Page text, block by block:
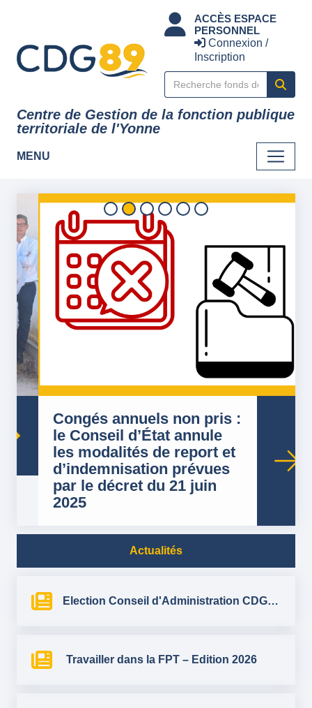
ACCÈS ESPACE
PERSONNEL
Connexion /
Inscription
Centre de Gestion de la fonction publique
territoriale de l'Yonne
MENU
Congés annuels non pris :
le Conseil d’État annule
les modalités de report et
d’indemnisation prévues
par le décret du 21 juin
2025
Actualités
Election Conseil d'Administration CDG89 2026
Travailler dans la FPT – Edition 2026